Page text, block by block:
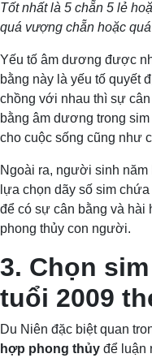
Tốt nhất là 5 chẵn 5 lẻ
quá vượng chẵn hoặc
Yếu tố âm dương được
bằng này là yếu tố quyết
chồng với nhau thì sự
bằng âm dương trong
cho cuộc sống cũng như
Ngoài ra, người sinh năm
lựa chọn dãy số sim
để có sự cân bằng và hài
phong thủy con người.
3. Chọn
tuổi 2009
Du Niên đặc biệt quan
hợp phong thủy để luận